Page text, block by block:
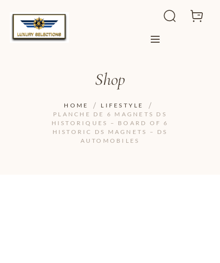
Shop
HOME
LIFESTYLE
PLANCHE DE 6 MAGNETS DS
HISTORIQUES – BOARD OF 6
HISTORIC DS MAGNETS – DS
AUTOMOBILES